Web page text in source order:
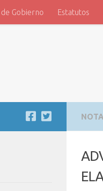
Gobierno Estatutos